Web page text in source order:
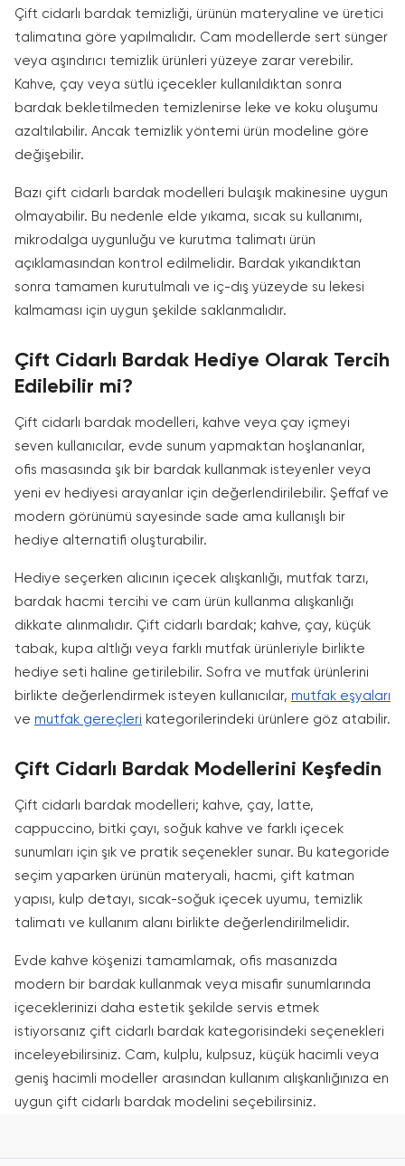
Çift cidarlı bardak temizliği, ürünün materyaline ve üretici
talimatına göre yapılmalıdır. Cam modellerde sert sünger
veya aşındırıcı temizlik ürünleri yüzeye zarar verebilir.
Kahve, çay veya sütlü içecekler kullanıldıktan sonra
bardak bekletilmeden temizlenirse leke ve koku oluşumu
azaltılabilir. Ancak temizlik yöntemi ürün modeline göre
değişebilir.
Bazı çift cidarlı bardak modelleri bulaşık makinesine uygun
olmayabilir. Bu nedenle elde yıkama, sıcak su kullanımı,
mikrodalga uygunluğu ve kurutma talimatı ürün
açıklamasından kontrol edilmelidir. Bardak yıkandıktan
sonra tamamen kurutulmalı ve iç-dış yüzeyde su lekesi
kalmaması için uygun şekilde saklanmalıdır.
Çift Cidarlı Bardak Hediye Olarak Tercih
Edilebilir mi?
Çift cidarlı bardak modelleri, kahve veya çay içmeyi
seven kullanıcılar, evde sunum yapmaktan hoşlananlar,
ofis masasında şık bir bardak kullanmak isteyenler veya
yeni ev hediyesi arayanlar için değerlendirilebilir. Şeffaf ve
modern görünümü sayesinde sade ama kullanışlı bir
hediye alternatifi oluşturabilir.
Hediye seçerken alıcının içecek alışkanlığı, mutfak tarzı,
bardak hacmi tercihi ve cam ürün kullanma alışkanlığı
dikkate alınmalıdır. Çift cidarlı bardak; kahve, çay, küçük
tabak, kupa altlığı veya farklı mutfak ürünleriyle birlikte
hediye seti haline getirilebilir. Sofra ve mutfak ürünlerini
birlikte değerlendirmek isteyen kullanıcılar, mutfak eşyaları
ve mutfak gereçleri kategorilerindeki ürünlere göz atabilir.
Çift Cidarlı Bardak Modellerini Keşfedin
Çift cidarlı bardak modelleri; kahve, çay, latte,
cappuccino, bitki çayı, soğuk kahve ve farklı içecek
sunumları için şık ve pratik seçenekler sunar. Bu kategoride
seçim yaparken ürünün materyali, hacmi, çift katman
yapısı, kulp detayı, sıcak-soğuk içecek uyumu, temizlik
talimatı ve kullanım alanı birlikte değerlendirilmelidir.
Evde kahve köşenizi tamamlamak, ofis masanızda
modern bir bardak kullanmak veya misafir sunumlarında
içeceklerinizi daha estetik şekilde servis etmek
istiyorsanız çift cidarlı bardak kategorisindeki seçenekleri
inceleyebilirsiniz. Cam, kulplu, kulpsuz, küçük hacimli veya
geniş hacimli modeller arasından kullanım alışkanlığınıza en
uygun çift cidarlı bardak modelini seçebilirsiniz.